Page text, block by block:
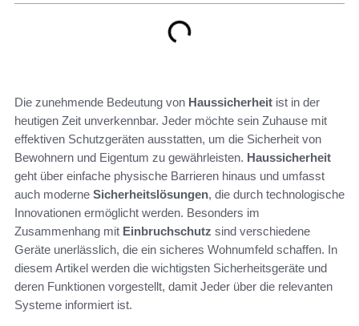
Die zunehmende Bedeutung von Haussicherheit ist in der
heutigen Zeit unverkennbar. Jeder möchte sein Zuhause mit
effektiven Schutzgeräten ausstatten, um die Sicherheit von
Bewohnern und Eigentum zu gewährleisten. Haussicherheit
geht über einfache physische Barrieren hinaus und umfasst
auch moderne Sicherheitslösungen, die durch technologische
Innovationen ermöglicht werden. Besonders im
Zusammenhang mit Einbruchschutz sind verschiedene
Geräte unerlässlich, die ein sicheres Wohnumfeld schaffen. In
diesem Artikel werden die wichtigsten Sicherheitsgeräte und
deren Funktionen vorgestellt, damit Jeder über die relevanten
Systeme informiert ist.